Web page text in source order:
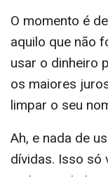
O momento é
aquilo que não
usar o dinheiro
os maiores
limpar o seu
Ah, e nada de
dívidas. Isso só